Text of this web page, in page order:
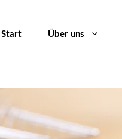
Start Über uns